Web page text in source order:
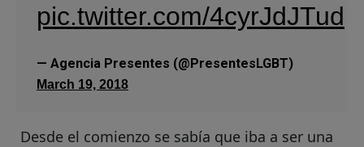
pic.twitter.com/4cyrJdJTud
— Agencia Presentes (@PresentesLGBT)
March 19, 2018
Desde el comienzo se sabía que iba a ser una